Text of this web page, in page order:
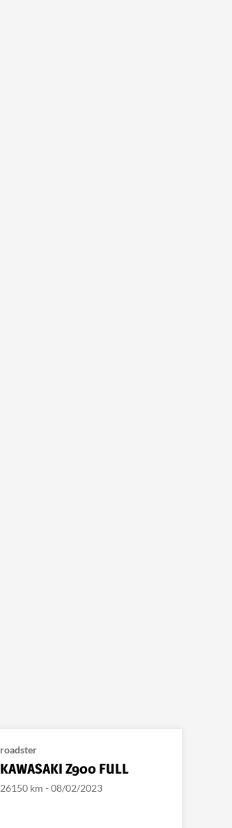
roadster
KAWASAKI Z900 FULL
26150 km -08/02/2023